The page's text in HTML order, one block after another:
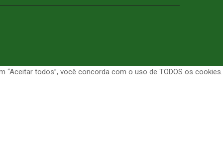
todos”, você concorda com o uso de TODOS os cookies.